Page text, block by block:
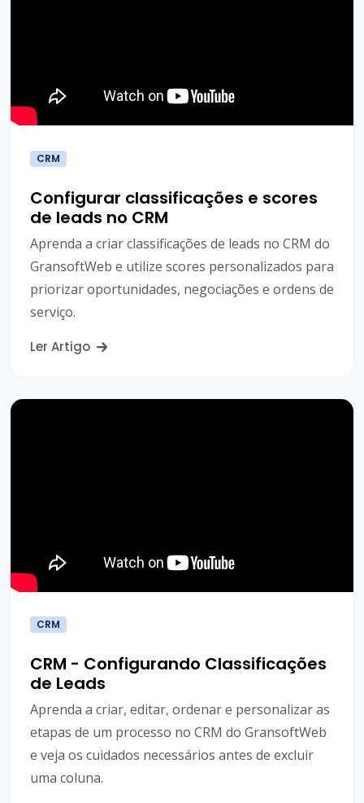
CRM
Configurar classificações e scores
de leads no CRM
Aprenda a criar classificações de leads no CRM do
GransoftWeb e utilize scores personalizados para
priorizar oportunidades, negociações e ordens de
serviço.
Ler Artigo
CRM
CRM - Configurando Classificações
de Leads
Aprenda a criar, editar, ordenar e personalizar as
etapas de um processo no CRM do GransoftWeb
e veja os cuidados necessários antes de excluir
uma coluna.